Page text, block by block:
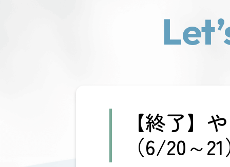
【終了】
（6/20～